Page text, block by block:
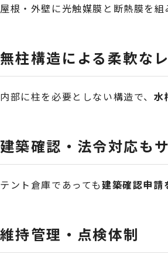
屋根・外壁に光触媒膜と断熱膜を組
無柱構造による柔軟な
内部に柱を必要としない構造で、水
建築確認・法令対応も
テント倉庫であっても建築確認申請
維持管理・点検体制